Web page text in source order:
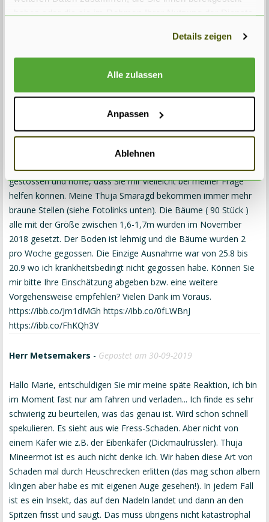
Details zeigen
Alle zulassen
Anpassen
Ablehnen
herausgeholt. Anscheinend "Naturtalent" Nun haben Sie mich
großartig beruhigt, denn ich lieb meine Thujas sehr. Herzlichen
Dank und Ihnen eine frohe Zeit Gloria Ziller
Herr Metsemakers
Hallo Herr Miki, ich kann diese Seite leider nicht öffnen.
Versuchen Sie es bitte nochmal.
Hr. Miki-Gepostet am 01-10-2019
Hallo Herr Metsemakers, ich bin auf Ihren interessanten Artikel
gestossen und hoffe, dass Sie mir vielleicht bei meiner Frage
helfen können. Meine Thuja Smaragd bekommen immer mehr
braune Stellen (siehe Fotolinks unten). Die Bäume ( 90 Stück )
alle mit der Größe zwischen 1,6-1,7m wurden im November
2018 gesetzt. Der Boden ist lehmig und die Bäume wurden 2
pro Woche gegossen. Die Einzige Ausnahme war von 25.8 bis
20.9 wo ich krankheitsbedingt nicht gegossen habe. Können Sie
mir bitte Ihre Einschätzung abgeben bzw. eine weitere
Vorgehensweise empfehlen? Vielen Dank im Voraus.
https://ibb.co/Jm1dMGh https://ibb.co/0fLWBnJ
https://ibb.co/FhKQh3V
Herr Metsemakers - Gepostet am 30-09-2019
Hallo Marie, entschuldigen Sie mir meine späte Reaktion, ich bin
im Moment fast nur am fahren und verladen... Ich finde es sehr
schwierig zu beurteilen, was das genau ist. Wird schon schnell
spekulieren. Es sieht aus wie Fress-Schaden. Aber nicht von
einem Käfer wie z.B. der Eibenkäfer (Dickmaulrüssler). Thuja
Mineermot ist es auch nicht denke ich. Wir haben diese Art von
Schaden mal durch Heuschrecken erlitten (das mag schon albern
klingen aber habe es mit eigenen Auge gesehen!). In jedem Fall
ist es ein Insekt, das auf den Nadeln landet und dann an den
Spitzen frisst und saugt. Das muss übrigens nicht katastrophal